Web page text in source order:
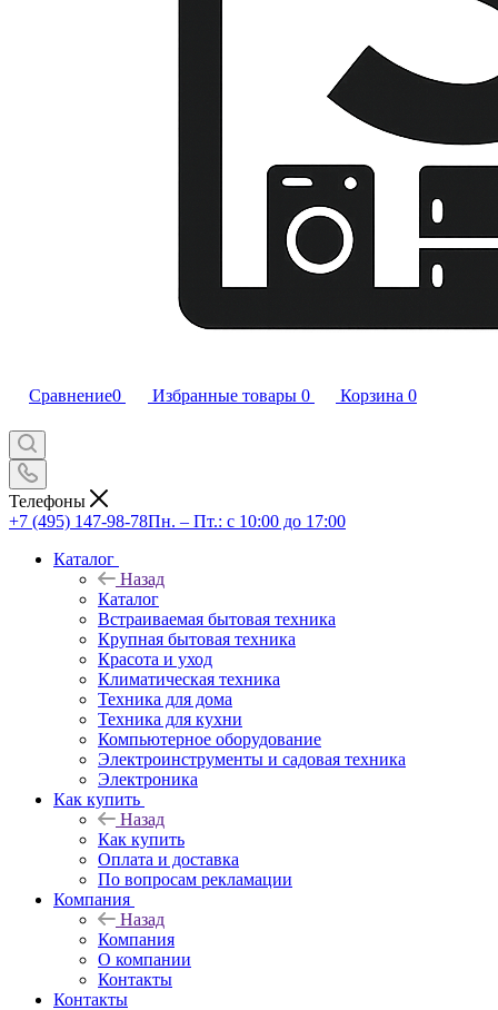
Сравнение0 Избранные товары 0 Корзина 0
Телефоны
+7 (495) 147-98-78Пн. – Пт.: с 10:00 до 17:00
Каталог
Назад
Каталог
Встраиваемая бытовая техника
Крупная бытовая техника
Красота и уход
Климатическая техника
Техника для дома
Техника для кухни
Компьютерное оборудование
Электроинструменты и садовая техника
Электроника
Как купить
Назад
Как купить
Оплата и доставка
По вопросам рекламации
Компания
Назад
Компания
О компании
Контакты
Контакты